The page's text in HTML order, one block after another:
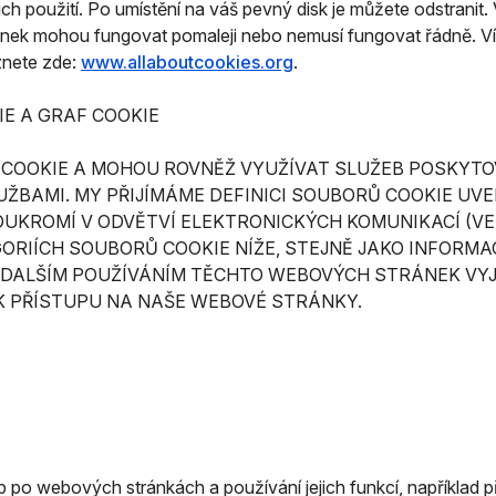
použití. Po umístění na váš pevný disk je můžete
mohou fungovat pomaleji nebo nemusí fungovat řádně.
zde: www.allaboutcookies.org.
A GRAF COOKIE
A MOHOU ROVNĚŽ VYUŽÍVAT SLUŽEB
MY PŘIJÍMÁME DEFINICI SOUBORŮ COOKIE
V ODVĚTVÍ ELEKTRONICKÝCH KOMUNIKACÍ
SOUBORŮ COOKIE NÍŽE, STEJNĚ JAKO
POUŽÍVÁNÍM TĚCHTO WEBOVÝCH STRÁNEK
NA NAŠE WEBOVÉ STRÁNKY.
webových stránkách a používání jejich funkcí, například